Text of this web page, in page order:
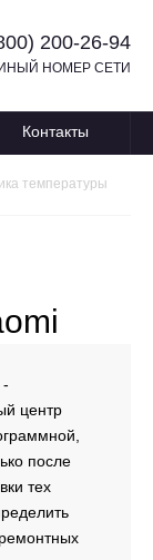
200-26-94
НОМЕР СЕТИ
Контакты
температуры
-
центр
после
тех